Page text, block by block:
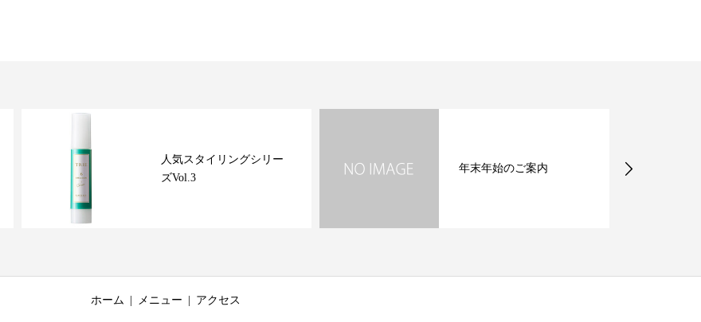
人気スタイリングシリー
ズVol.3
年末年始のご案内
ホーム メニュー アクセス